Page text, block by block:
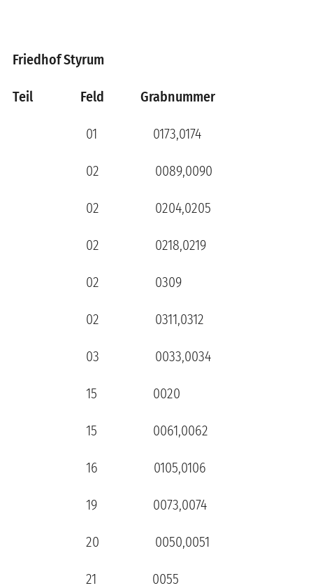
Friedhof Styrum
Teil Feld Grabnummer
01 0173,0174
02 0089,0090
02 0204,0205
02 0218,0219
02 0309
02 0311,0312
03 0033,0034
15 0020
15 0061,0062
16 0105,0106
19 0073,0074
20 0050,0051
21 0055